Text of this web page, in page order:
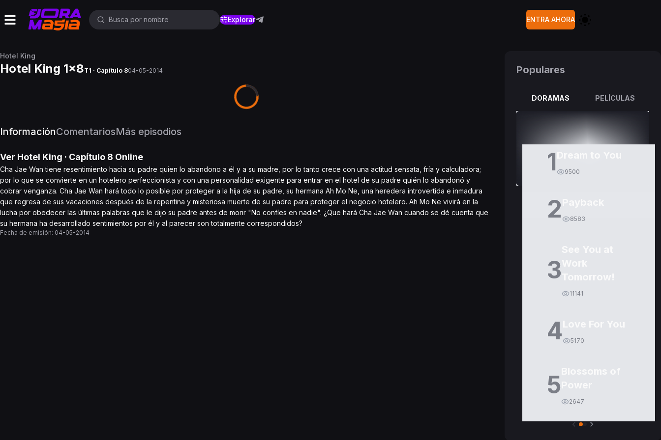
Explorar ENTRA AHORA
Hotel King
Hotel King 1x8T1 · Capítulo 804-05-2014
InformaciónComentariosMás episodios
Ver Hotel King · Capítulo 8 Online
Cha Jae Wan tiene resentimiento hacia su padre quien lo abandono a él y a su madre, por lo tanto crece con una actitud sensata, fría y calculadora;
por lo que se convierte en un hotelero perfeccionista y con una personalidad exigente para entrar en el hotel de su padre quién lo abandonó y
cobrar venganza. Cha Jae Wan hará todo lo posible por proteger a la hija de su padre, su hermana Ah Mo Ne, una heredera introvertida e inmadura
que regresa de sus vacaciones después de la repentina y misteriosa muerte de su padre para proteger el negocio hotelero. Ah Mo Ne vivirá en la
lucha por obedecer las últimas palabras que le dijo su padre antes de morir "No confíes en nadie". ¿Que hará Cha Jae Wan cuando se dé cuenta que
su hermana ha desarrollado sentimientos por él y al parecer son totalmente correspondidos?
Fecha de emisión: 04-05-2014
Populares
DORAMAS PELÍCULAS
1 9500
2 8583
3
11141
4 5170
5
2647